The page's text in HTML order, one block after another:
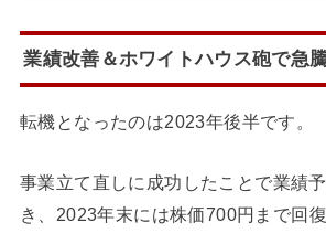
業績改善＆ホワイトハウス砲で急
転機となったのは2023年後半です。
事業立て直しに成功したことで業績
き、2023年末には株価700円まで回復